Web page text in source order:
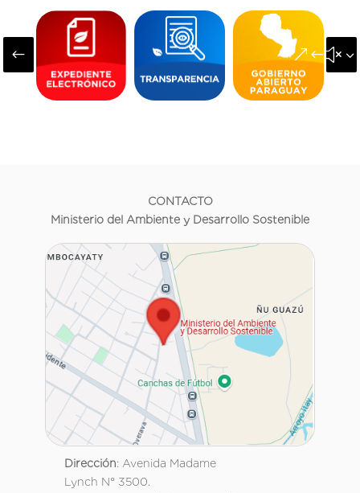
#
CONTACTO
Ministerio del Ambiente y Desarrollo Sostenible
Dirección: Avenida Madame
Lynch N° 3500.